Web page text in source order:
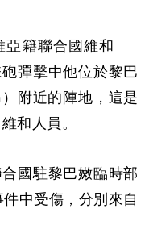
亞籍聯合國維和
彈擊中他位於黎巴
附近的陣地，這是
和人員。
國駐黎巴嫩臨時部
中受傷，分別來自